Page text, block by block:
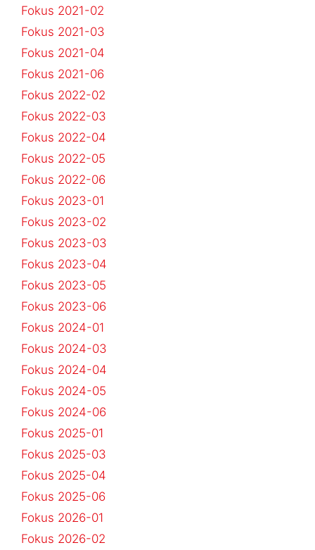
Fokus 2021-02
Fokus 2021-03
Fokus 2021-04
Fokus 2021-06
Fokus 2022-02
Fokus 2022-03
Fokus 2022-04
Fokus 2022-05
Fokus 2022-06
Fokus 2023-01
Fokus 2023-02
Fokus 2023-03
Fokus 2023-04
Fokus 2023-05
Fokus 2023-06
Fokus 2024-01
Fokus 2024-03
Fokus 2024-04
Fokus 2024-05
Fokus 2024-06
Fokus 2025-01
Fokus 2025-03
Fokus 2025-04
Fokus 2025-06
Fokus 2026-01
Fokus 2026-02